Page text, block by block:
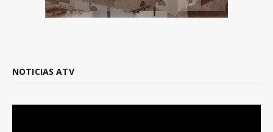
NOTICIAS ATV